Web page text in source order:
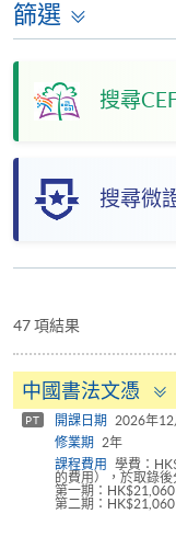
篩選
搜尋
搜尋微
47 項結果
中國書法文憑
PT 開課日期
2026年12
修業期
2年
課程費用
學費：
的費用），於取錄後
第一期：HK$21,060
第二期：HK$21,060